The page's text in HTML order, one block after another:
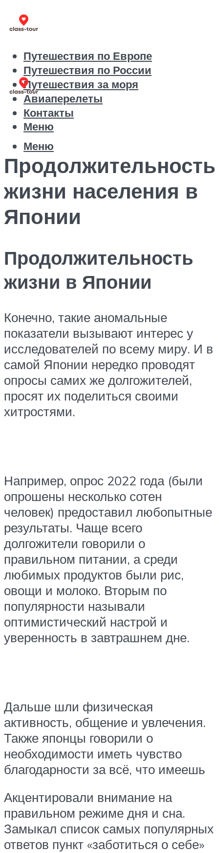
Путешествия по Европе
Путешествия по России
Путешествия за моря
Авиаперелеты
Контакты
Меню
Меню
Продолжительность
жизни населения в
Японии
Продолжительность
жизни в Японии
Конечно, такие аномальные
показатели вызывают интерес у
исследователей по всему миру. И в
самой Японии нередко проводят
опросы самих же долгожителей,
просят их поделиться своими
хитростями.
Например, опрос 2022 года (были
опрошены несколько сотен
человек) предоставил любопытные
результаты. Чаще всего
долгожители говорили о
правильном питании, а среди
любимых продуктов были рис,
овощи и молоко. Вторым по
популярности называли
оптимистический настрой и
уверенность в завтрашнем дне.
Дальше шли физическая
активность, общение и увлечения.
Также японцы говорили о
необходимости иметь чувство
благодарности за всё, что имеешь
Акцентировали внимание на
правильном режиме дня и сна.
Замыкал список самых популярных
ответов пункт «заботиться о себе»